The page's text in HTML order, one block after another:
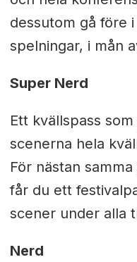
dessutom gå före
spelningar, i mån
Super Nerd
Ett kvällspass
scenerna hela
För nästan
får du ett
scener under alla
Nerd